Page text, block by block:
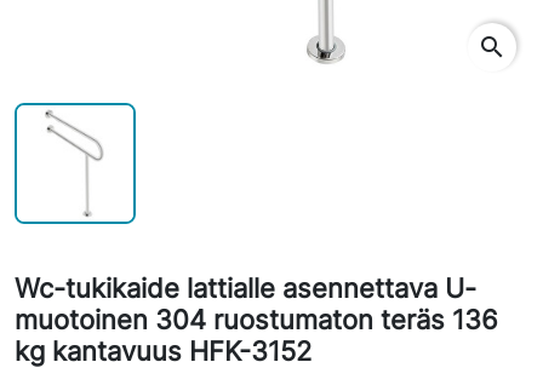
search
Wc-tukikaide lattialle asennettava U-
muotoinen 304 ruostumaton teräs 136
kg kantavuus HFK-3152